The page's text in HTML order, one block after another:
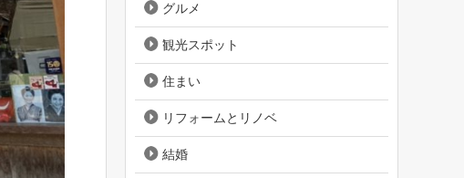
グルメ
観光スポット
住まい
リフォームとリノベ
結婚